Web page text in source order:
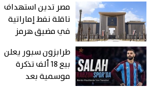
مصر تدين استهداف
ناقلة نفط إماراتية
في مضيق هرمز
طرابزون سبور يعلن
بيع 18 ألف تذكرة
موسمية بعد